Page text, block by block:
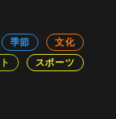
季節
文化
スポーツ